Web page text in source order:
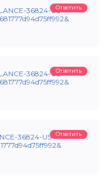
36824-US-Ответить
36824-US-Ответить
36824-US-Ответить